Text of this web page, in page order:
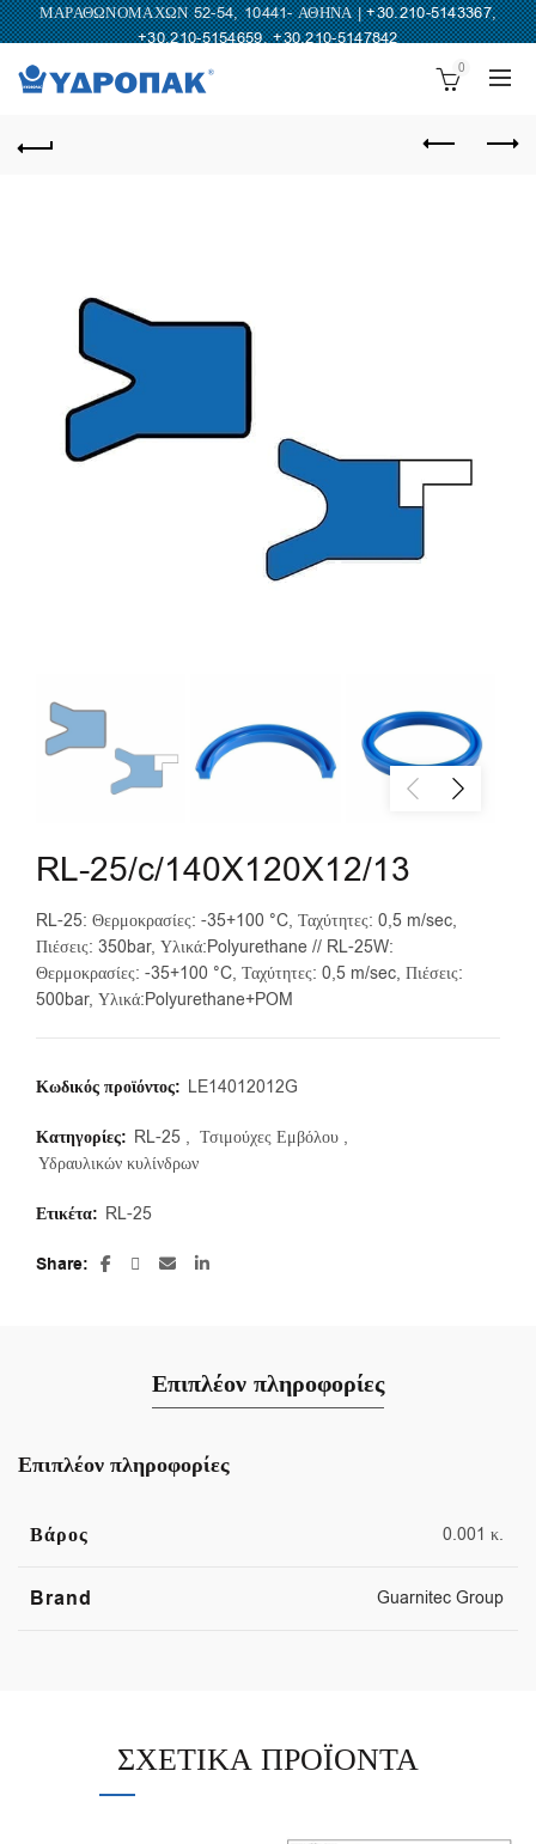
ΜΑΡΑΘΩΝΟΜΑΧΩΝ 52-54, 10441- ΑΘΗΝΑ |+30.210-5143367,
+30.210-5154659,+30.210-5147842
0
RL-25/c/140X120X12/13
RL-25: Θερμοκρασίες: -35+100 °C, Ταχύτητες: 0,5 m/sec,
Πιέσεις: 350bar, Υλικά:Polyurethane // RL-25W:
Θερμοκρασίες: -35+100 °C, Ταχύτητες: 0,5 m/sec, Πιέσεις:
500bar, Υλικά:Polyurethane+POM
Κωδικός προϊόντος: LE14012012G
Κατηγορίες: RL-25 , Τσιμούχες Εμβόλου ,
Υδραυλικών κυλίνδρων
Ετικέτα: RL-25
Share
Επιπλέον πληροφορίες
Επιπλέον πληροφορίες
Βάρος 0.001 κ.
Brand Guarnitec Group
ΣΧΕΤΙΚΆ ΠΡΟΪΌΝΤΑ